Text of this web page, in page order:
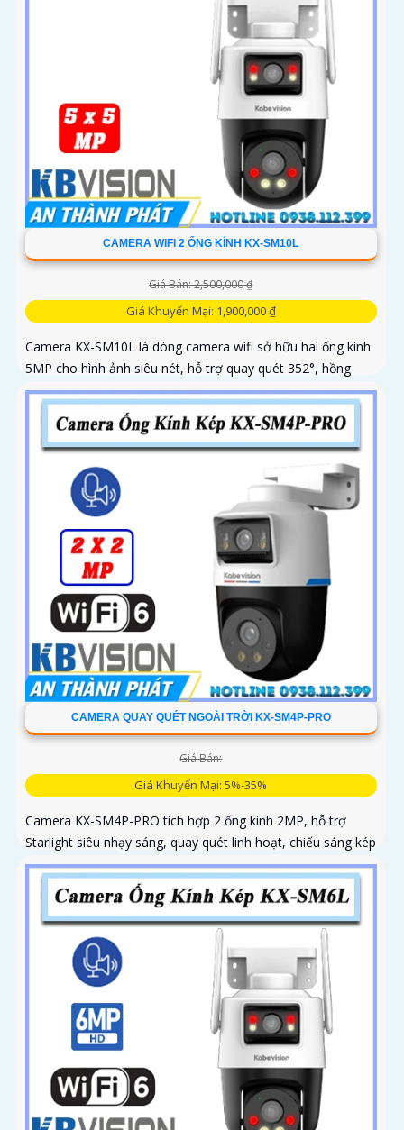
CAMERA WIFI 2 ỐNG KÍNH KX-SM10L
Giá Bán: 2,500,000 ₫
Giá Khuyến Mại: 1,900,000 ₫
Camera KX-SM10L là dòng camera wifi sở hữu hai ống kính
5MP cho hình ảnh siêu nét, hỗ trợ quay quét 352°, hồng
ngoại 50m và đèn LED ánh sáng ấm lên đến 40m
CAMERA QUAY QUÉT NGOÀI TRỜI KX-SM4P-PRO
Giá Bán:
Giá Khuyến Mại: 5%-35%
Camera KX-SM4P-PRO tích hợp 2 ống kính 2MP, hỗ trợ
Starlight siêu nhạy sáng, quay quét linh hoạt, chiếu sáng kép
thông minh và LED ánh sáng ấm 30m. Công nghệ AI-ISP kết
hợp cảm biến lớn tối ưu hình ảnh ban đêm